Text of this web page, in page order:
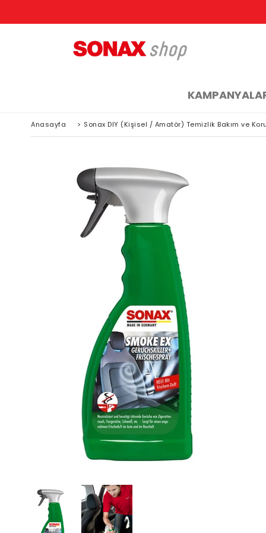
Anasayfa > Sonax DIY (Kişisel / Amatör) Temizlik Bakım ve